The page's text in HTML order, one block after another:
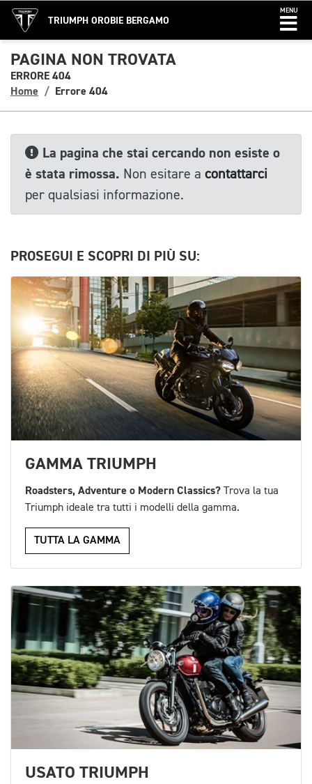
TRIUMPH OROBIE BERGAMO
MENU
PAGINA NON TROVATA
ERRORE 404
Home
Errore 404
La pagina che stai cercando non esiste o
è stata rimossa. Non esitare a contattarci
per qualsiasi informazione.
PROSEGUI E SCOPRI DI PIÙ SU:
GAMMA TRIUMPH
Roadsters, Adventure o Modern Classics? Trova la tua
Triumph ideale tra tutti i modelli della gamma.
TUTTA LA GAMMA
USATO TRIUMPH